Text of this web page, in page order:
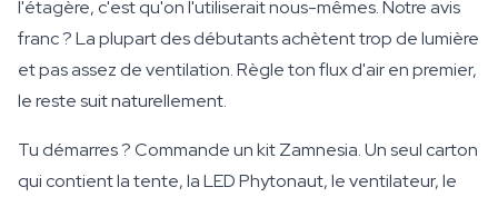
l'étagère, c'est qu'on l'utiliserait nous-mêmes. Notre avis
franc ? La plupart des débutants achètent trop de lumière
et pas assez de ventilation. Règle ton flux d'air en premier,
le reste suit naturellement.
Tu démarres ? Commande un kit Zamnesia. Un seul carton
qui contient la tente, la LED Phytonaut, le ventilateur, le